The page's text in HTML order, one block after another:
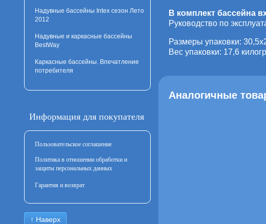
Надувные бассейны Intex сезон Лето
2012
Надувные и каркасные бассейны
BestWay
Каркасные бассейны. Впечатление
потребителя
Информация для покупателя
Пользовательское соглашение
Политика в отношении обработки и
защиты персональных данных
Гарантия и возврат
↑ Наверх
В комплект бассейна
Руководство по
Размеры упаковки:
Вес упаковки: 17,6
Аналогичные